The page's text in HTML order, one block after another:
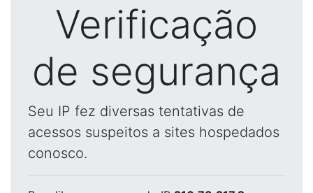
Verificação
de segurança
Seu IP fez diversas tentativas de
acessos suspeitos a sites hospedados
conosco.